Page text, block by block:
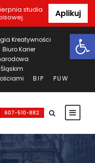
studia
Aplikuj
Kreatywności
Biuro Karier
BIP PUW
607-510-882